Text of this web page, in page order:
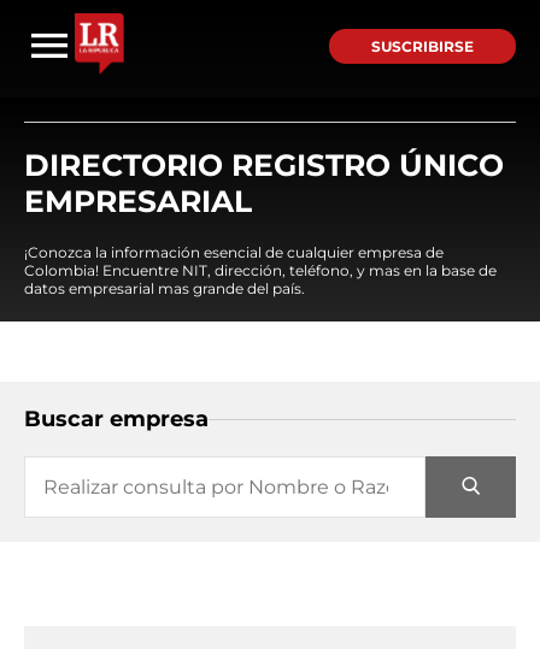
SUSCRIBIRSE
DIRECTORIO REGISTRO ÚNICO
EMPRESARIAL
¡Conozca la información esencial de cualquier empresa de
Colombia! Encuentre NIT, dirección, teléfono, y mas en la base de
datos empresarial mas grande del país.
Buscar empresa